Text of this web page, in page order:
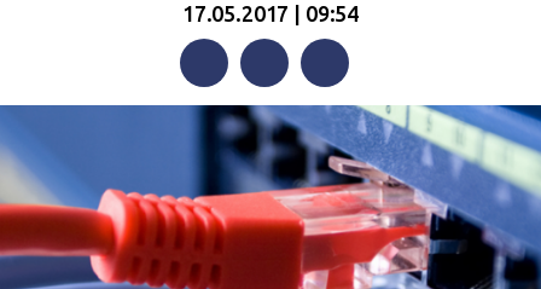
17.05.2017 | 09:54
FacebookTwitterTelegram